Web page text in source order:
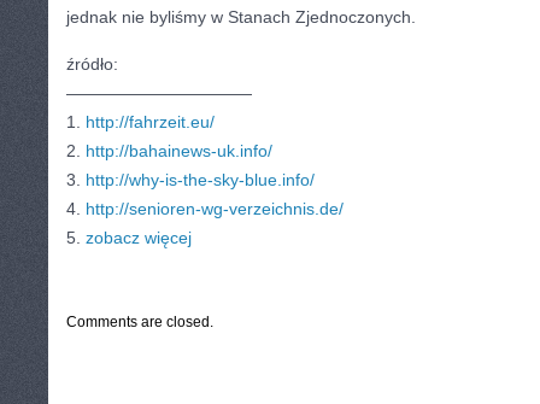
jednak nie byliśmy w Stanach Zjednoczonych.
źródło:
———————————
1. http://fahrzeit.eu/
2. http://bahainews-uk.info/
3. http://why-is-the-sky-blue.info/
4. http://senioren-wg-verzeichnis.de/
5. zobacz więcej
Comments are closed.